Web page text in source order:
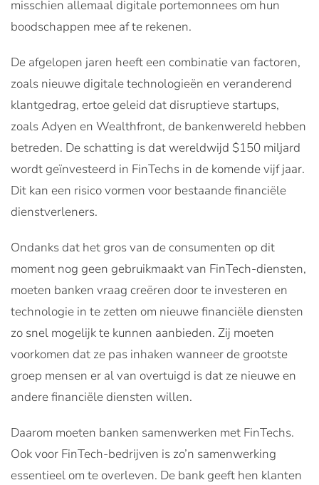
misschien allemaal digitale portemonnees om hun
boodschappen mee af te rekenen.
De afgelopen jaren heeft een combinatie van factoren,
zoals nieuwe digitale technologieën en veranderend
klantgedrag, ertoe geleid dat disruptieve startups,
zoals Adyen en Wealthfront, de bankenwereld hebben
betreden. De schatting is dat wereldwijd $150 miljard
wordt geïnvesteerd in FinTechs in de komende vijf jaar.
Dit kan een risico vormen voor bestaande financiële
dienstverleners.
Ondanks dat het gros van de consumenten op dit
moment nog geen gebruikmaakt van FinTech-diensten,
moeten banken vraag creëren door te investeren en
technologie in te zetten om nieuwe financiële diensten
zo snel mogelijk te kunnen aanbieden. Zij moeten
voorkomen dat ze pas inhaken wanneer de grootste
groep mensen er al van overtuigd is dat ze nieuwe en
andere financiële diensten willen.
Daarom moeten banken samenwerken met FinTechs.
Ook voor FinTech-bedrijven is zo’n samenwerking
essentieel om te overleven. De bank geeft hen klanten